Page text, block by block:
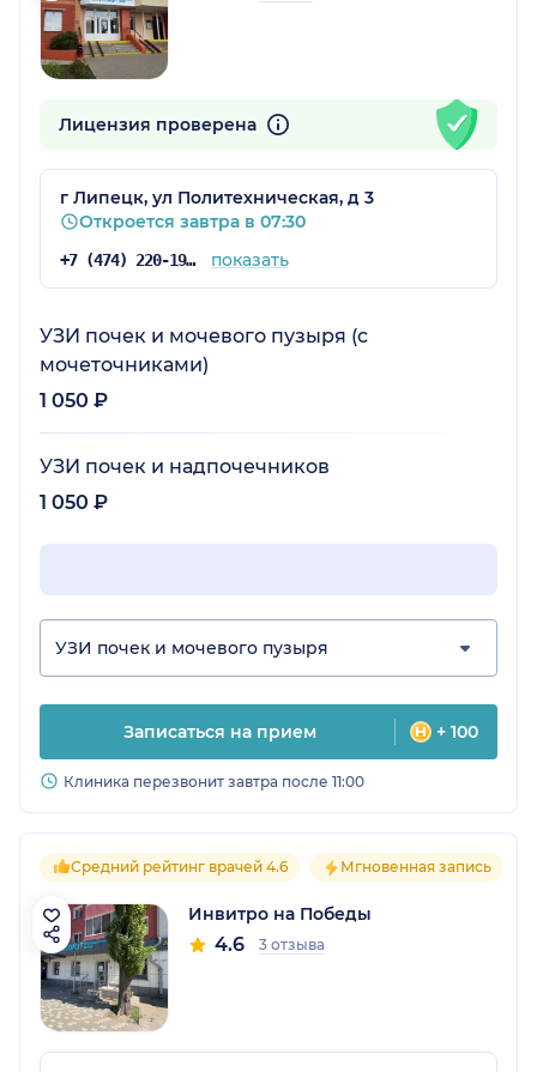
Лицензия проверена
г Липецк, ул Политехническая, д 3
Откроется завтра в 07:30
+7 (474) 220-19-93 показать
УЗИ почек и мочевого пузыря (с
мочеточниками)
1 050 ₽
УЗИ почек и надпочечников
1 050 ₽
УЗИ почек и мочевого пузыря
Записаться на прием + 100
Клиника перезвонит завтра после 11:00
Средний рейтинг врачей 4.6 Мгновенная запись
Инвитро на Победы
4.6 3 отзыва